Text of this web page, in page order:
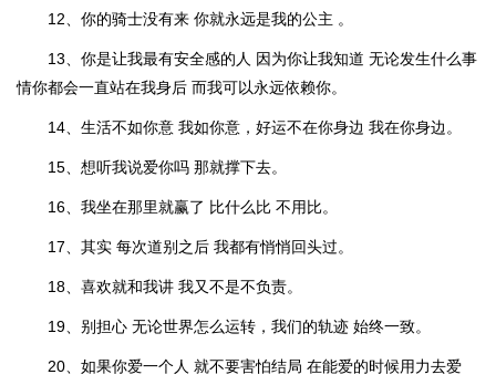
12、你的骑士没有来 你就永远是我的公主 。
13、你是让我最有安全感的人 因为你让我知道 无论发生什么事
情你都会一直站在我身后 而我可以永远依赖你。
14、生活不如你意 我如你意，好运不在你身边 我在你身边。
15、想听我说爱你吗 那就撑下去。
16、我坐在那里就赢了 比什么比 不用比。
17、其实 每次道别之后 我都有悄悄回头过。
18、喜欢就和我讲 我又不是不负责。
19、别担心 无论世界怎么运转，我们的轨迹 始终一致。
20、如果你爱一个人 就不要害怕结局 在能爱的时候用力去爱